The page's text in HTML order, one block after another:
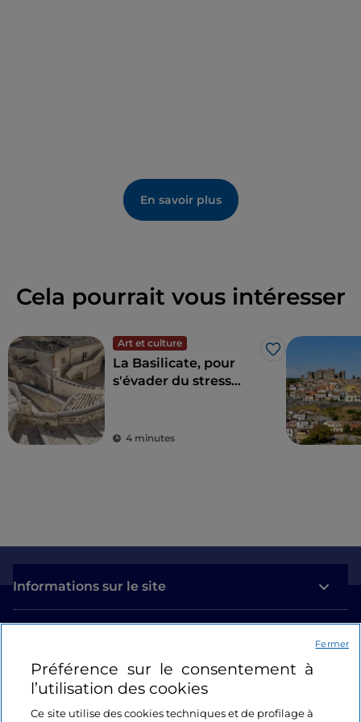
En savoir plus
Cela pourrait vous intéresser
Art et culture
J’aime
La Basilicate, pour
s'évader du stress
4 minutes
Informations sur le site
Se connecter
Suivez-nous
Préférence sur le consentement à
l’utilisation des cookies
Ce site utilise des cookies techniques et de profilage à
Fermer